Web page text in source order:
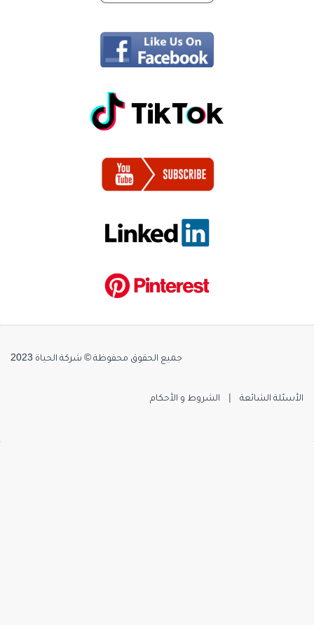
جميع الحقوق محفوظة © شركة الحياة 2023
الأسئلة الشائعة الشروط و الأحكام